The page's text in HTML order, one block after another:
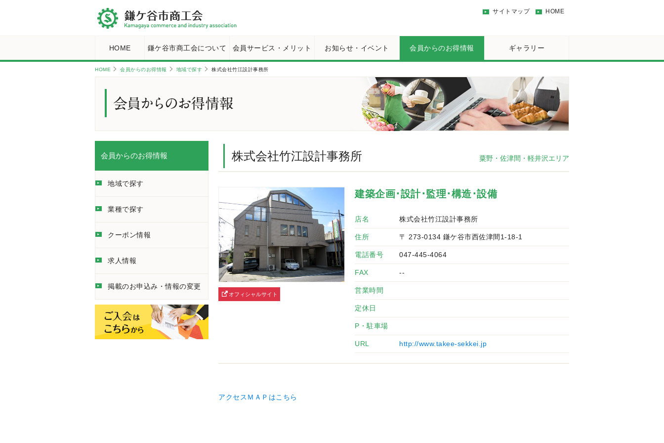
HOME
サイトマップ
HOME 鎌ケ谷市商工会について 会員サービス・メリット お知らせ・イベント 会員からのお得情報 ギャラリー
HOME 会員からのお得情報 地域で探す 株式会社竹江設計事務所
会員からのお得情報
地域で探す
業種で探す
クーポン情報
求人情報
掲載のお申込み・情報の変更
株式会社竹江設計事務所 粟野・佐津間・軽井沢エリア
オフィシャルサイト
建築企画･設計･監理･構造･設備
店名 株式会社竹江設計事務所
住所 〒 273-0134 鎌ケ谷市西佐津間1-18-1
電話番号 047-445-4064
FAX --
営業時間
定休日
P・駐車場
URL http://www.takee-sekkei.jp
アクセスＭＡＰはこちら